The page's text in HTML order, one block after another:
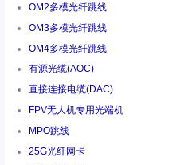
OM2多模光纤跳线
OM3多模光纤跳线
OM4多模光纤跳线
有源光缆(AOC)
直接连接电缆(DAC)
FPV无人机专用光端机
MPO跳线
25G光纤网卡